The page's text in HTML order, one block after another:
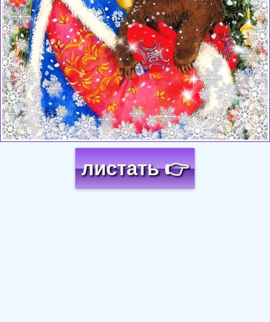
листать 👉